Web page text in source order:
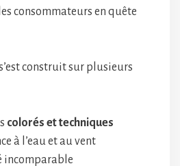
consommateurs en quête
construit sur plusieurs
colorés et techniques
à l’eau et au vent
incomparable